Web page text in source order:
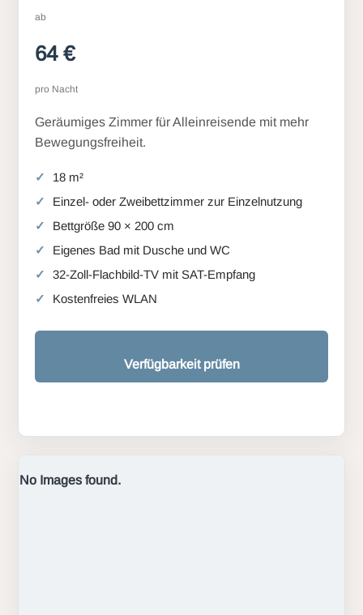
ab
64 €
pro Nacht
Geräumiges Zimmer für Alleinreisende mit mehr
Bewegungsfreiheit.
18 m²
Einzel- oder Zweibettzimmer zur Einzelnutzung
Bettgröße 90 × 200 cm
Eigenes Bad mit Dusche und WC
32-Zoll-Flachbild-TV mit SAT-Empfang
Kostenfreies WLAN
Verfügbarkeit prüfen
No Images found.